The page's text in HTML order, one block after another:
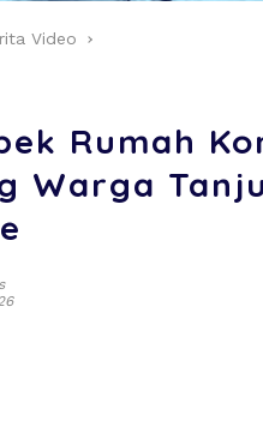
Video
Rumah
Warga